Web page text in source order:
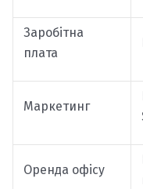
Заробітна
плата
Маркетинг
Оренда офісу